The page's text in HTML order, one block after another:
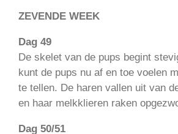
ZEVENDE WEEK
Dag 49
De skelet van de pups begint
kunt de pups nu af en toe voelen
te tellen. De haren vallen uit van
en haar melkklieren raken
Dag 50/51